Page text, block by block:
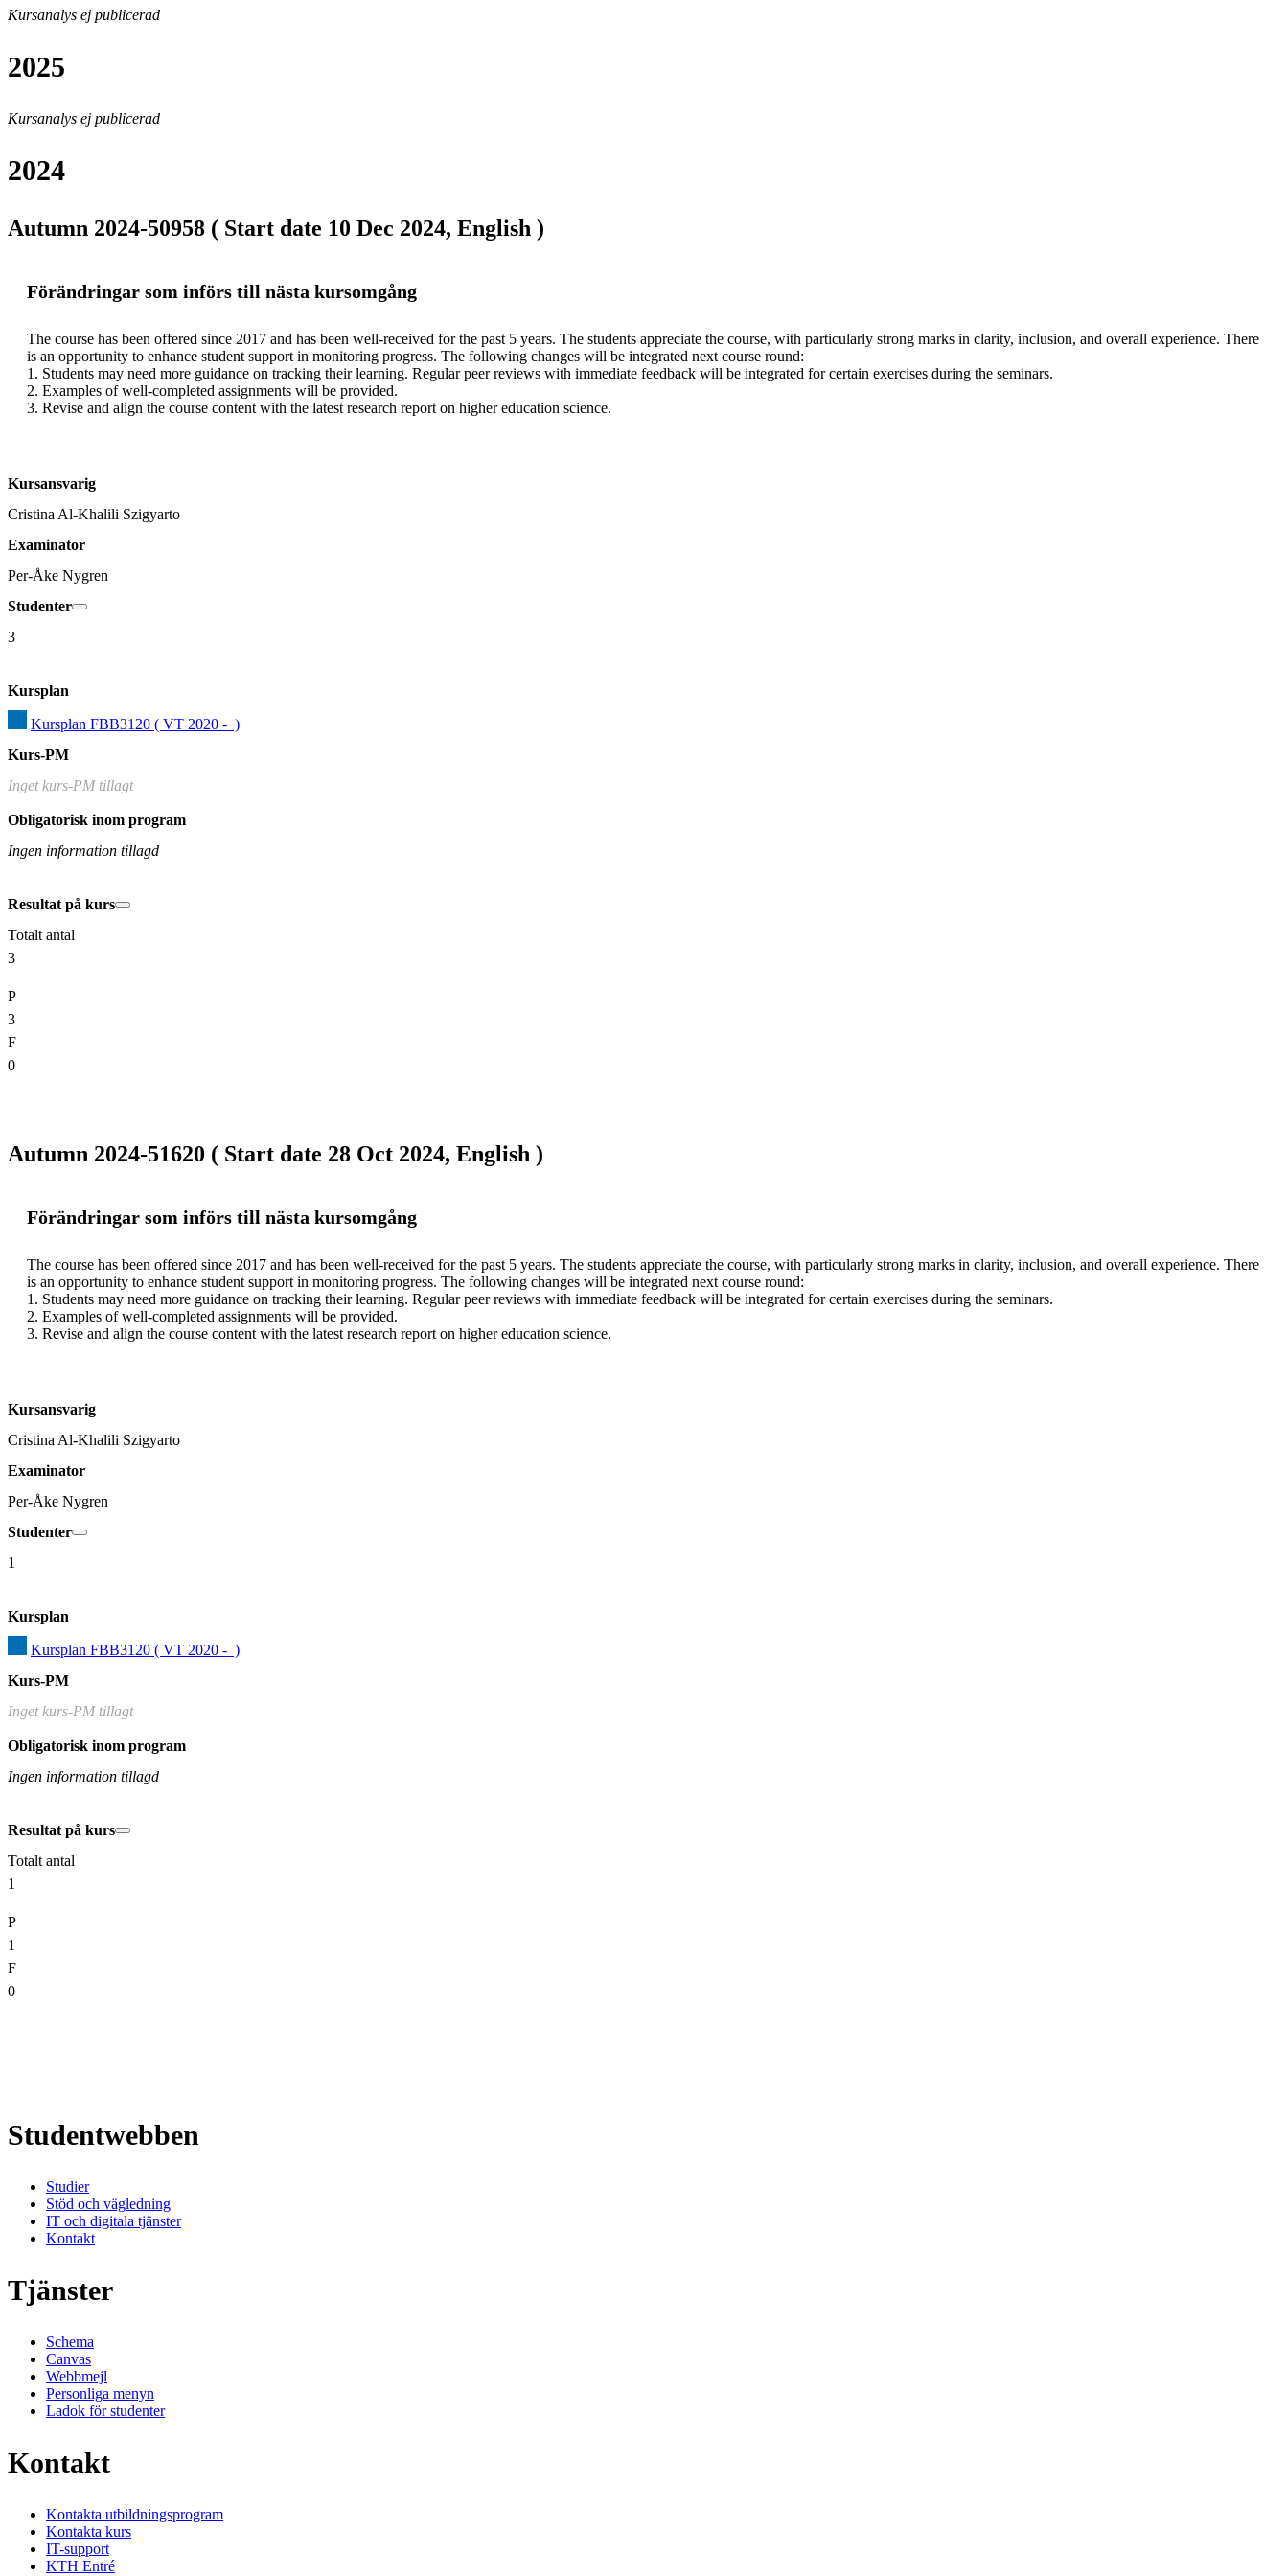
Kursanalys ej publicerad
2025
Kursanalys ej publicerad
2024
Autumn 2024-50958 ( Start date 10 Dec 2024, English )
Förändringar som införs till nästa kursomgång
The course has been offered since 2017 and has been well-received for the past 5 years. The students appreciate the course, with particularly strong marks in clarity, inclusion, and overall experience. There
is an opportunity to enhance student support in monitoring progress. The following changes will be integrated next course round:
1. Students may need more guidance on tracking their learning. Regular peer reviews with immediate feedback will be integrated for certain exercises during the seminars.
2. Examples of well-completed assignments will be provided.
3. Revise and align the course content with the latest research report on higher education science.
Kursansvarig
Cristina Al-Khalili Szigyarto
Examinator
Per-Åke Nygren
Studenter
3
Kursplan
Kursplan FBB3120 ( VT 2020 -  )
Kurs-PM
Inget kurs-PM tillagt
Obligatorisk inom program
Ingen information tillagd
Resultat på kurs
Totalt antal
3
P
3
F
0
Autumn 2024-51620 ( Start date 28 Oct 2024, English )
Förändringar som införs till nästa kursomgång
The course has been offered since 2017 and has been well-received for the past 5 years. The students appreciate the course, with particularly strong marks in clarity, inclusion, and overall experience. There
is an opportunity to enhance student support in monitoring progress. The following changes will be integrated next course round:
1. Students may need more guidance on tracking their learning. Regular peer reviews with immediate feedback will be integrated for certain exercises during the seminars.
2. Examples of well-completed assignments will be provided.
3. Revise and align the course content with the latest research report on higher education science.
Kursansvarig
Cristina Al-Khalili Szigyarto
Examinator
Per-Åke Nygren
Studenter
1
Kursplan
Kursplan FBB3120 ( VT 2020 -  )
Kurs-PM
Inget kurs-PM tillagt
Obligatorisk inom program
Ingen information tillagd
Resultat på kurs
Totalt antal
1
P
1
F
0
Studentwebben
Studier
Stöd och vägledning
IT och digitala tjänster
Kontakt
Tjänster
Schema
Canvas
Webbmejl
Personliga menyn
Ladok för studenter
Kontakt
Kontakta utbildningsprogram
Kontakta kurs
IT-support
KTH Entré